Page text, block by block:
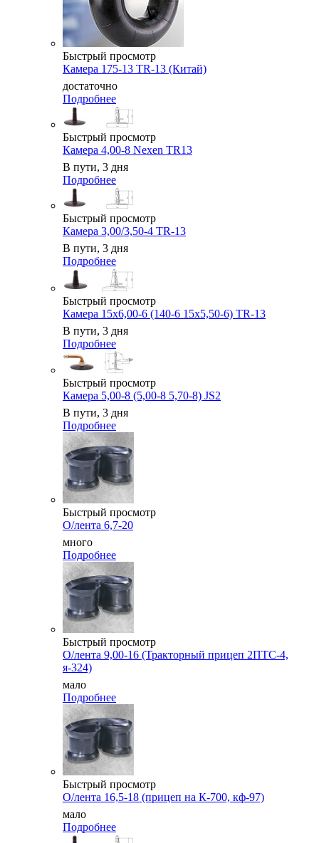
Быстрый просмотр
Камера 175-13 TR-13 (Китай)
достаточно
Подробнее
Быстрый просмотр
Камера 4,00-8 Nexen TR13
В пути, 3 дня
Подробнее
Быстрый просмотр
Камера 3,00/3,50-4 TR-13
В пути, 3 дня
Подробнее
Быстрый просмотр
Камера 15x6,00-6 (140-6 15x5,50-6) TR-13
В пути, 3 дня
Подробнее
Быстрый просмотр
Камера 5,00-8 (5,00-8 5,70-8) JS2
В пути, 3 дня
Подробнее
Быстрый просмотр
О/лента 6,7-20
много
Подробнее
Быстрый просмотр
О/лента 9,00-16 (Тракторный прицеп 2ПТС-4,
я-324)
мало
Подробнее
Быстрый просмотр
О/лента 16,5-18 (прицеп на К-700, кф-97)
мало
Подробнее